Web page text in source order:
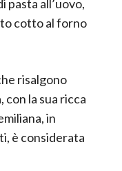
pasta all’uovo,
cotto al forno
risalgono
con la sua ricca
in
è considerata